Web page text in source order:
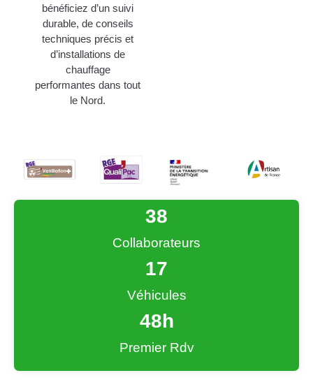
bénéficiez d’un suivi
durable, de conseils
techniques précis et
d’installations de
chauffage
performantes dans tout
le Nord.
Collaborateurs
38
Véhicules
17
Premier Rdv
48h